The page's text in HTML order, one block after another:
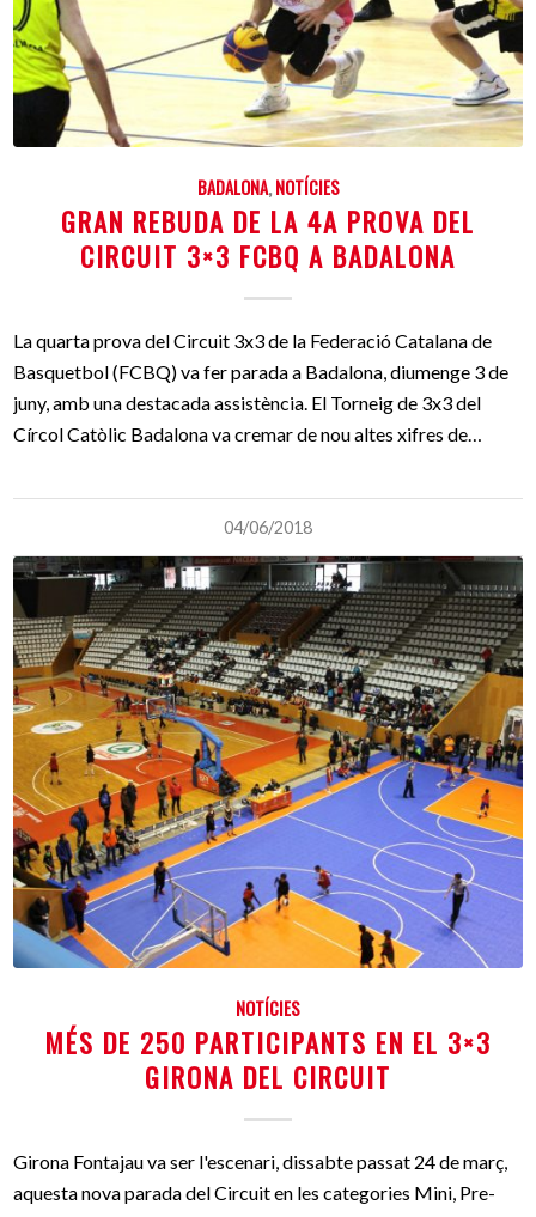
BADALONA,NOTÍCIES
GRAN REBUDA DE LA 4A PROVA DEL
CIRCUIT 3×3 FCBQ A BADALONA
La quarta prova del Circuit 3x3 de la Federació Catalana de
Basquetbol (FCBQ) va fer parada a Badalona, diumenge 3 de
juny, amb una destacada assistència. El Torneig de 3x3 del
Círcol Catòlic Badalona va cremar de nou altes xifres de…
04/06/2018
NOTÍCIES
MÉS DE 250 PARTICIPANTS EN EL 3×3
GIRONA DEL CIRCUIT
Girona Fontajau va ser l'escenari, dissabte passat 24 de març,
aquesta nova parada del Circuit en les categories Mini, Pre-